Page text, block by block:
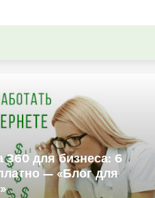
360 для бизнеса: 6
— «Блог для